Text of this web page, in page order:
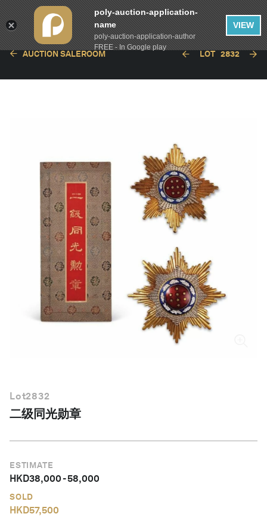
简体中文
AUCTION SALEROOM LOT 2832
Lot2832
二级同光勋章
ESTIMATE
HKD38,000-58,000
SOLD
HKD57,500
poly-auction-application-
name
poly-auction-application-author
FREE - In Google play
VIEW